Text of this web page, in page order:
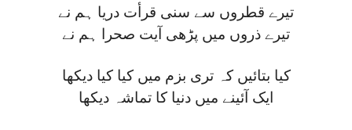
تیرے قطروں سے سنی قرأت دریا ہم نے
تیرے ذروں میں پڑھی آیت صحرا ہم نے
کیا بتائیں کہ تری بزم میں کیا کیا دیکھا
ایک آئینے میں دنیا کا تماشہ دیکھا